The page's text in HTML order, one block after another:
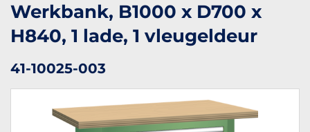
Werkbank, B1000 x D700 x
H840, 1 lade, 1 vleugeldeur
41-10025-003